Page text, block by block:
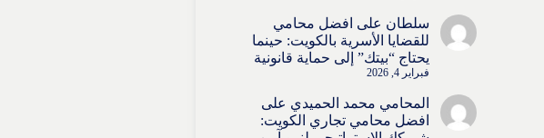
سلطان على افضل محامي
للقضايا الأسرية بالكويت: حينما
يحتاج “بيتك” إلى حماية قانونية
فبراير 4, 2026
المحامي محمد الحميدي على
افضل محامي تجاري الكويت: